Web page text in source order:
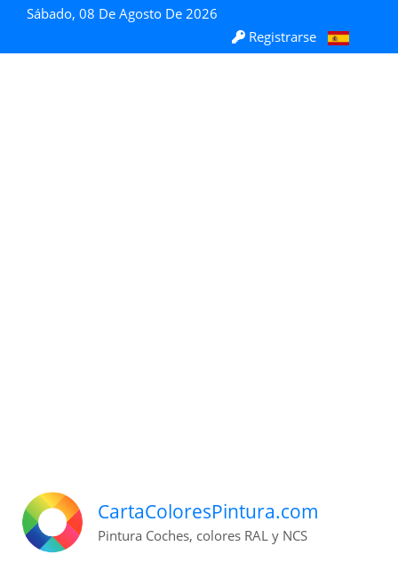
Sábado, 08 De Agosto De 2026
Registrarse
CartaColoresPintura.com
Pintura Coches, colores RAL y NCS